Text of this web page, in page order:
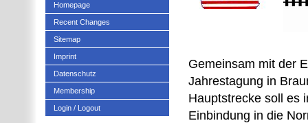
Gemeinsam mit der
Jahrestagung in
Hauptstrecke soll es
Einbindung in die
Homepage
Recent Changes
Sitemap
Imprint
Datenschutz
Membership
Login / Logout